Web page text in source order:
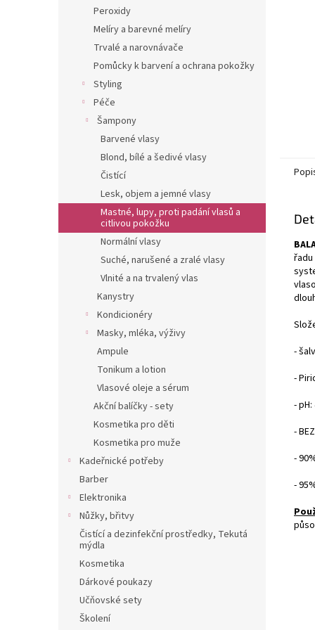
Peroxidy
Melíry a barevné melíry
Trvalé a narovnávače
Pomůcky k barvení a ochrana pokožky
Styling
Péče
Šampony
Barvené vlasy
Blond, bílé a šedivé vlasy
Čistící
Lesk, objem a jemné vlasy
Mastné, lupy, proti padání vlasů a
citlivou pokožku
Normální vlasy
Suché, narušené a zralé vlasy
Vlnité a na trvalený vlas
Kanystry
Kondicionéry
Masky, mléka, výživy
Ampule
Tonikum a lotion
Vlasové oleje a sérum
Akční balíčky - sety
Kosmetika pro děti
Kosmetika pro muže
Kadeřnické potřeby
Barber
Elektronika
Nůžky, břitvy
Čistící a dezinfekční prostředky, Tekutá
mýdla
Kosmetika
Dárkové poukazy
Učňovské sety
Školení
-
-
- pH:
-
-
-